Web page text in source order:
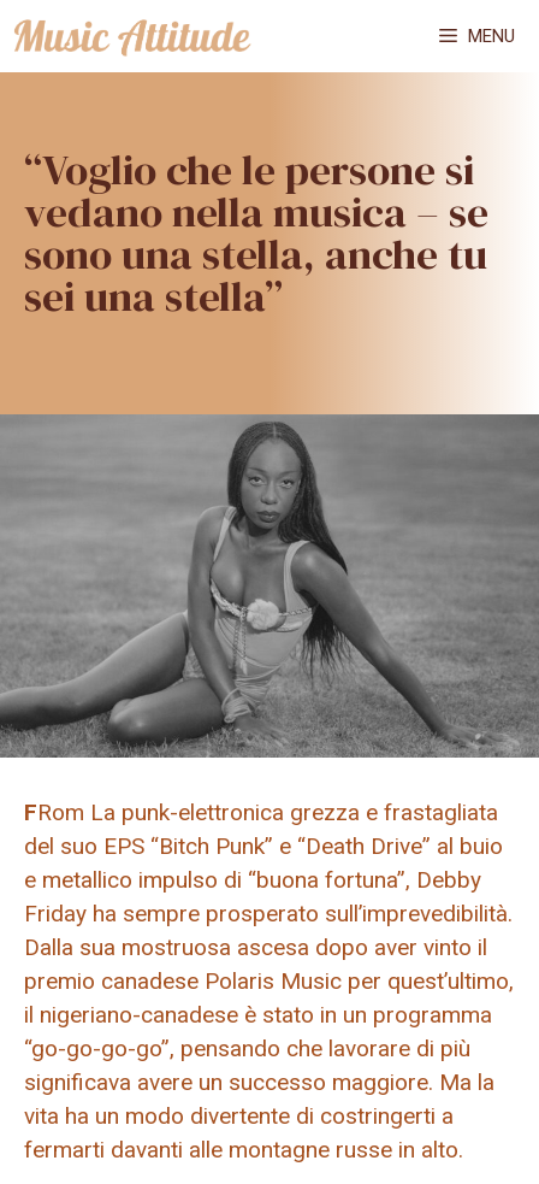
Vai
al
MENU
“Voglio che le persone si
vedano nella musica – se
sono una stella, anche tu
sei una stella”
FRom La punk-elettronica grezza e frastagliata
del suo EPS “Bitch Punk” e “Death Drive” al buio
e metallico impulso di “buona fortuna”, Debby
Friday ha sempre prosperato sull’imprevedibilità.
Dalla sua mostruosa ascesa dopo aver vinto il
premio canadese Polaris Music per quest’ultimo,
il nigeriano-canadese è stato in un programma
“go-go-go-go”, pensando che lavorare di più
significava avere un successo maggiore. Ma la
vita ha un modo divertente di costringerti a
fermarti davanti alle montagne russe in alto.